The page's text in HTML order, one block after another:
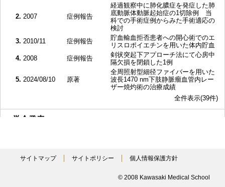
2. 2007 症例報告
経過観察中に肺化膿症を発症した肺
底動脈体動脈起始症の1切除例 当
科での手術症例からみた手術適応の
検討
3. 2010/11 症例報告
貯血輸血拒否患者への開心術でのエ
リスロポイエチンを用いた体内貯血
4. 2008 症例報告
剣状突起下アプローチ法にて心房中
隔欠損を閉鎖した1例
5. 2024/08/10 原著
全周照射型細径ファイバーを用いた
波長1470 nm下肢静脈瘤血管内レー
ザー焼灼術の治療成績
全件表示(39件)
学会発表
2. 2024/08/04
EVAR後遠隔期にB型解離を発症し、EVARデバイス
閉塞を併発した1例 （口頭，一般）
急 FBEVAR で救命できた1例 （口頭，一般）
サイトマップ サイトポリシー 個人情報保護方針
© 2008 Kawasaki Medical School